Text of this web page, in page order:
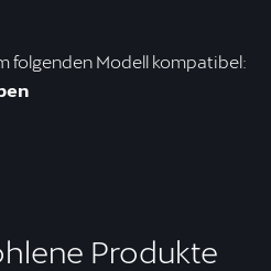
folgenden Modell kompatibel:
Produkte